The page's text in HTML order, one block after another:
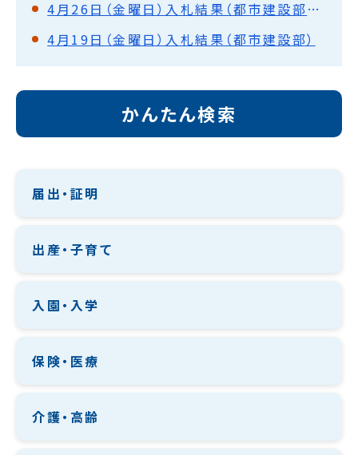
4月26日（金曜日）入札結果（都市建設部・水道部）
4月19日（金曜日）入札結果（都市建設部）
かんたん検索
届出・証明
出産・子育て
入園・入学
保険・医療
介護・高齢